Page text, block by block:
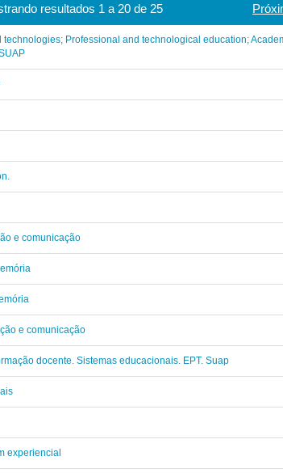
resultados 1 a 20 de 25
technologies; Professional and technological education;
e comunicação
e comunicação
docente. Sistemas educacionais. EPT. Suap
experiencial